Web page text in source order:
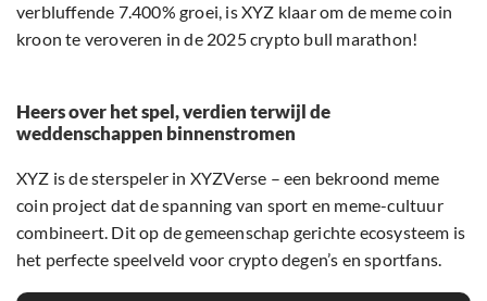
verbluffende 7.400% groei, is XYZ klaar om de meme coin
kroon te veroveren in de 2025 crypto bull marathon!
Heers over het spel, verdien terwijl de
weddenschappen binnenstromen
XYZ is de sterspeler in XYZVerse – een bekroond meme
coin project dat de spanning van sport en meme-cultuur
combineert. Dit op de gemeenschap gerichte ecosysteem is
het perfecte speelveld voor crypto degen’s en sportfans.